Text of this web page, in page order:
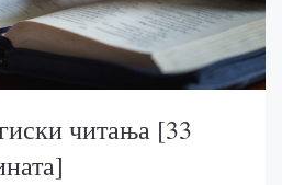
читања [33